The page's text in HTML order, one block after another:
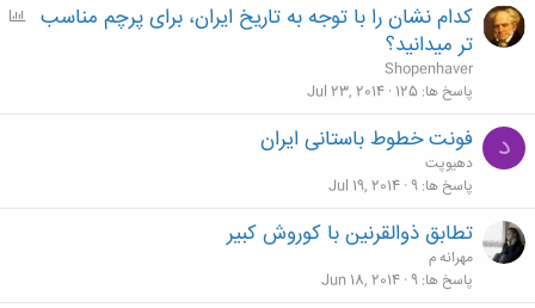
P
کدام نشان را با توجه به تاریخ ایران، برای پرچم مناسب
تر میدانید؟
Shopenhaver
پاسخ ها 125
Jul 23, 2014
د فونت خطوط باستانی ایران
دهیوپت
پاسخ ها 9
Jul 19, 2014
تطابق ذوالقرنین با کوروش کبیر
مهرانه م
پاسخ ها 9
Jun 18, 2014